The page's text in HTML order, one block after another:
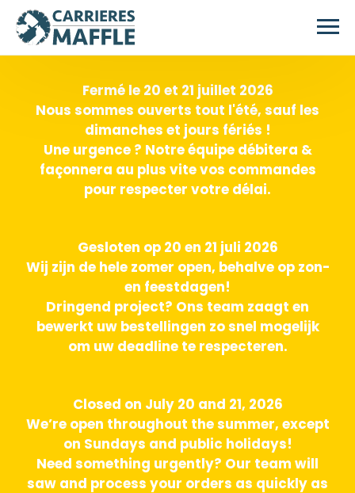
Passer au contenu principal
Fermé le 20 et 21 juillet 2026
Nous sommes ouverts tout l'été, sauf les
dimanches et jours fériés !
Une urgence ? Notre équipe débitera &
façonnera au plus vite vos commandes
pour respecter votre délai.
Gesloten op 20 en 21 juli 2026
Wij zijn de hele zomer open, behalve op zon-
en feestdagen!
Dringend project? Ons team zaagt en
bewerkt uw bestellingen zo snel mogelijk
om uw deadline te respecteren.
Closed on July 20 and 21, 2026
We’re open throughout the summer, except
on Sundays and public holidays!
Need something urgently? Our team will
saw and process your orders as quickly as